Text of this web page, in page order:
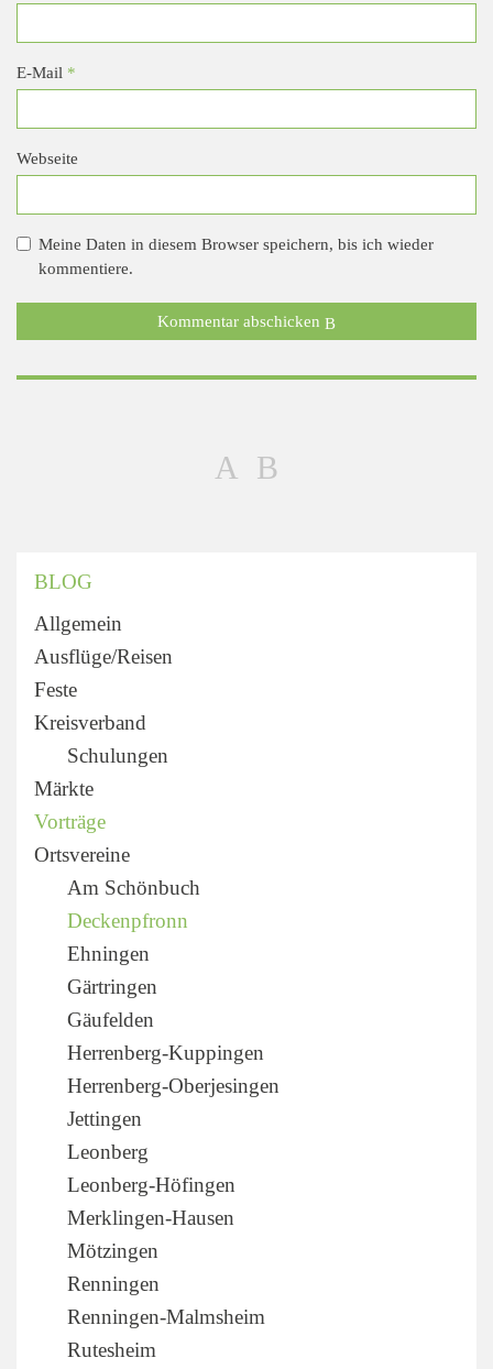
E-Mail *
Webseite
Meine Daten in diesem Browser speichern, bis ich wieder
kommentiere.
Kommentar abschicken
BLOG
Allgemein
Ausflüge/Reisen
Feste
Kreisverband
Schulungen
Märkte
Vorträge
Ortsvereine
Am Schönbuch
Deckenpfronn
Ehningen
Gärtringen
Gäufelden
Herrenberg-Kuppingen
Herrenberg-Oberjesingen
Jettingen
Leonberg
Leonberg-Höfingen
Merklingen-Hausen
Mötzingen
Renningen
Renningen-Malmsheim
Rutesheim